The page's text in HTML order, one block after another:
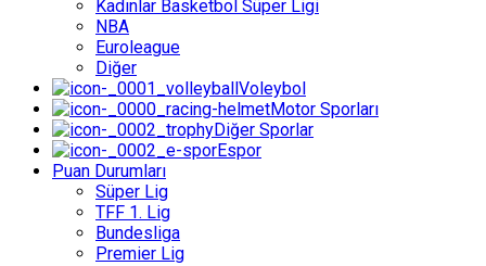
Kadınlar Basketbol Süper Ligi
NBA
Euroleague
Diğer
Voleybol
Motor Sporları
Diğer Sporlar
Espor
Puan Durumları
Süper Lig
TFF 1. Lig
Bundesliga
Premier Lig